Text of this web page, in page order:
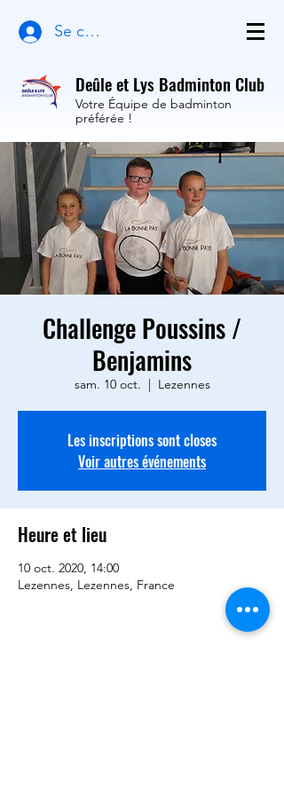
Se connecter
Deûle et Lys Badminton Club
Votre Équipe de badminton
préférée !
Challenge Poussins /
Benjamins
sam. 10 oct.
  |
Lezennes
Les inscriptions sont closes
Voir autres événements
Heure et lieu
10 oct. 2020, 14:00
Lezennes, Lezennes, France